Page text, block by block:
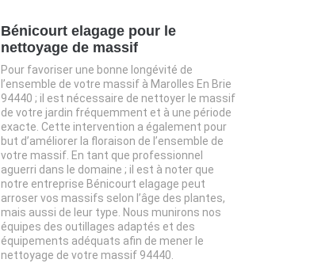
Bénicourt elagage pour le
nettoyage de massif
Pour favoriser une bonne longévité de
l’ensemble de votre massif à Marolles En Brie
94440 ; il est nécessaire de nettoyer le massif
de votre jardin fréquemment et à une période
exacte. Cette intervention a également pour
but d’améliorer la floraison de l’ensemble de
votre massif. En tant que professionnel
aguerri dans le domaine ; il est à noter que
notre entreprise Bénicourt elagage peut
arroser vos massifs selon l’âge des plantes,
mais aussi de leur type. Nous munirons nos
équipes des outillages adaptés et des
équipements adéquats afin de mener le
nettoyage de votre massif 94440.